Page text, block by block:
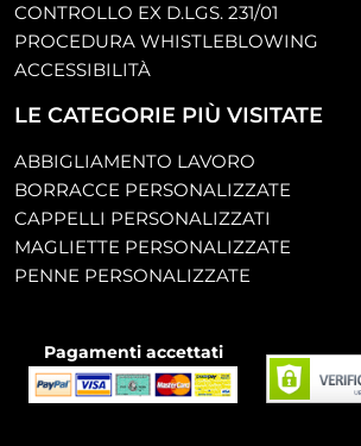
CONTROLLO EX D.LGS. 231/01
PROCEDURA WHISTLEBLOWING
ACCESSIBILITÀ
LE CATEGORIE PIÙ VISITATE
ABBIGLIAMENTO LAVORO
BORRACCE PERSONALIZZATE
CAPPELLI PERSONALIZZATI
MAGLIETTE PERSONALIZZATE
PENNE PERSONALIZZATE
Pagamenti accettati